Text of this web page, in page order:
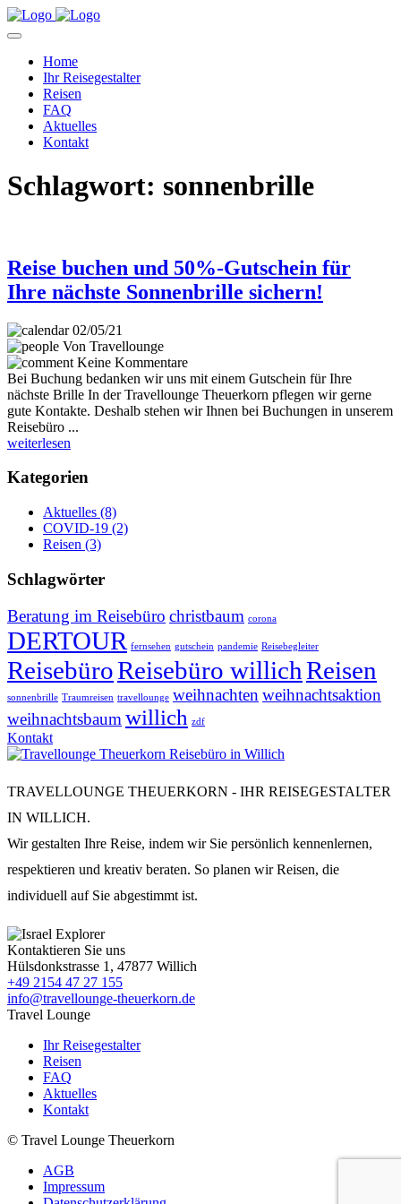
Home
Ihr Reisegestalter
Reisen
FAQ
Aktuelles
Kontakt
Schlagwort: sonnenbrille
Reise buchen und 50%-Gutschein für
Ihre nächste Sonnenbrille sichern!
02/05/21
Von Travellounge
Keine Kommentare
Bei Buchung bedanken wir uns mit einem Gutschein für Ihre
nächste Brille In der Travellounge Theuerkorn pflegen wir gerne
gute Kontakte. Deshalb stehen wir Ihnen bei Buchungen in unserem
Reisebüro ...
weiterlesen
Kategorien
Aktuelles (8)
COVID-19 (2)
Reisen (3)
Schlagwörter
Beratung im Reisebüro christbaum corona
DERTOUR fernsehen gutschein pandemie Reisebegleiter
ReisebüroReisebüro willichReisen
sonnenbrille Traumreisen travellounge weihnachten weihnachtsaktion
weihnachtsbaum willich zdf
Kontakt
TRAVELLOUNGE THEUERKORN - IHR REISEGESTALTER
IN WILLICH.
Wir gestalten Ihre Reise, indem wir Sie persönlich kennenlernen,
respektieren und kreativ beraten. So planen wir Reisen, die
individuell auf Sie abgestimmt ist.
Kontaktieren Sie uns
Hülsdonkstrasse 1, 47877 Willich
+49 2154 47 27 155
info@travellounge-theuerkorn.de
Travel Lounge
Ihr Reisegestalter
Reisen
FAQ
Aktuelles
Kontakt
© Travel Lounge Theuerkorn
AGB
Impressum